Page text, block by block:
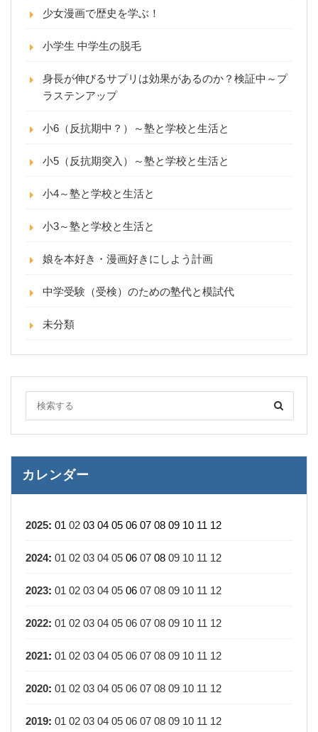
少女漫画で歴史を学ぶ！
小学生 中学生の脱毛
身長が伸びるサプリは効果があるのか？検証中～プ
ラステンアップ
小6（反抗期中？）～塾と学校と生活と
小5（反抗期突入）～塾と学校と生活と
小4～塾と学校と生活と
小3～塾と学校と生活と
娘を本好き・漫画好きにしよう計画
中学受験（受検）のための塾代と模試代
未分類
カレンダー
2025: 01 02 03 04 05 06 07 08 09 10 11 12
2024: 01 02 03 04 05 06 07 08 09 10 11 12
2023: 01 02 03 04 05 06 07 08 09 10 11 12
2022: 01 02 03 04 05 06 07 08 09 10 11 12
2021: 01 02 03 04 05 06 07 08 09 10 11 12
2020: 01 02 03 04 05 06 07 08 09 10 11 12
2019: 01 02 03 04 05 06 07 08 09 10 11 12